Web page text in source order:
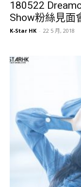
180522
Show粉絲見面
K-Star HK - 22 5 月, 2018